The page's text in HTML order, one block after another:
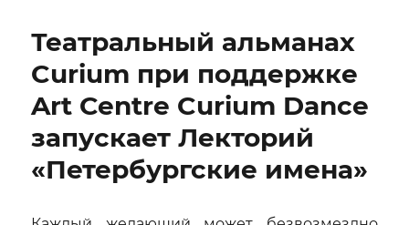
и
волшебника»
в
театре
Karlsson
Haus
Театральный альманах
Curium при поддержке
Art Centre Curium Dance
запускает Лекторий
«Петербургские имена»